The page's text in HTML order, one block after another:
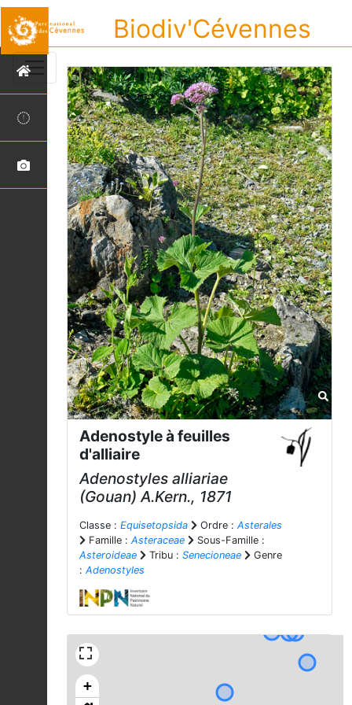
Biodiv'Cévennes
Adenostyle à feuilles
d'alliaire
Adenostyles alliariae
(Gouan) A.Kern., 1871
Classe : Equisetopsida Ordre : Asterales
Famille : Asteraceae
Sous-Famille :
Asteroideae
Tribu : Senecioneae
Genre
: Adenostyles
+